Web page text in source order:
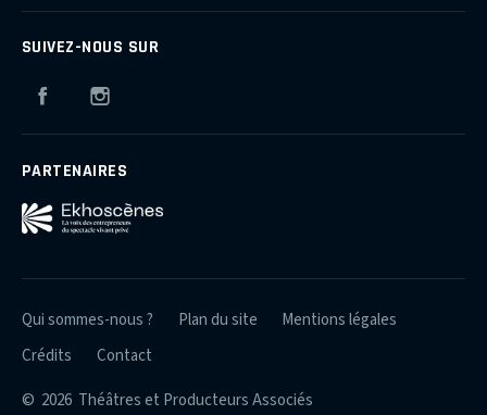
SUIVEZ-NOUS SUR
Facebook
PARTENAIRES
© 2026 Théâtres et Producteurs Associés
Qui sommes-nous ? Plan du site
Mentions légales
Crédits
Contact